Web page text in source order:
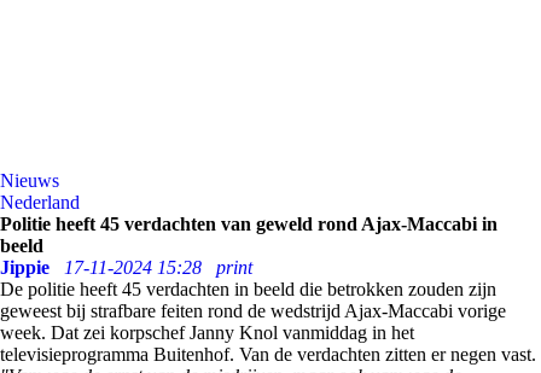
Nieuws
Nederland
Politie heeft 45 verdachten van geweld rond Ajax-Maccabi in
beeld
Jippie
17-11-2024 15:28
print
De politie heeft 45 verdachten in beeld die betrokken zouden zijn
geweest bij strafbare feiten rond de wedstrijd Ajax-Maccabi vorige
week. Dat zei korpschef Janny Knol vanmiddag in het
televisieprogramma Buitenhof. Van de verdachten zitten er negen vast.